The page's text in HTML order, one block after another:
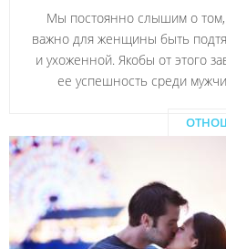
Мы постоянно слышим о том,
важно для женщины быть
и ухоженной. Якобы от этого
ее успешность среди